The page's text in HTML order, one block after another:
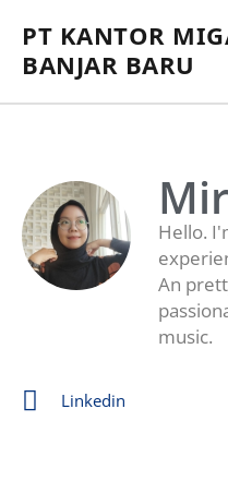
PT KANTOR
BANJAR BARU
Hello.
An
music.
Linkedin